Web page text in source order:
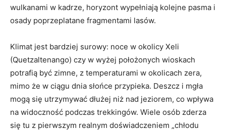
wulkanami w kadrze, horyzont wypełniają kolejne pasma i
osady poprzeplatane fragmentami lasów.
Klimat jest bardziej surowy: noce w okolicy Xeli
(Quetzaltenango) czy w wyżej położonych wioskach
potrafią być zimne, z temperaturami w okolicach zera,
mimo że w ciągu dnia słońce przypieka. Deszcz i mgła
mogą się utrzymywać dłużej niż nad jeziorem, co wpływa
na widoczność podczas trekkingów. Wiele osób zderza
się tu z pierwszym realnym doświadczeniem „chłodu